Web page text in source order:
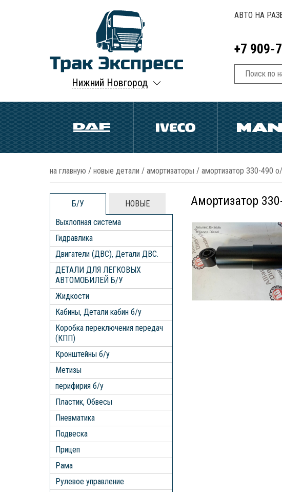
Нижний Новгород
АВТО НА
+7 909-
на главную / новые детали / амортизаторы / амортизатор 330-490
Б/У
НОВЫЕ
Выхлопная система
Гидравлика
Двигатели (ДВС), Детали ДВС.
ДЕТАЛИ ДЛЯ ЛЕГКОВЫХ
АВТОМОБИЛЕЙ Б/У
Жидкости
Кабины, Детали кабин б/у
Коробка переключения передач
(КПП)
Кронштейны б/у
Метизы
перифирия б/у
Пластик, Обвесы
Пневматика
Подвеска
Прицеп
Рама
Рулевое управление
Амортизатор